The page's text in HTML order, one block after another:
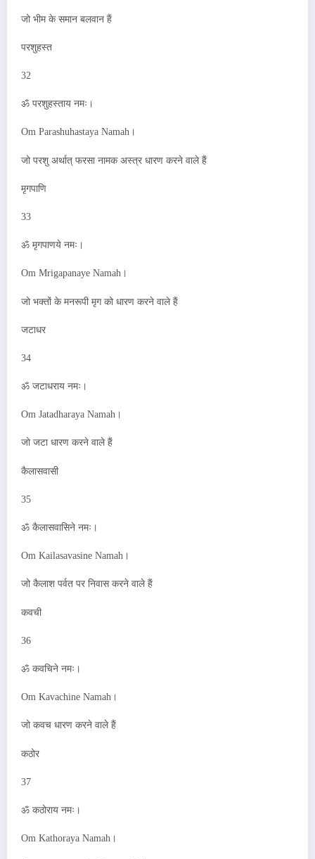
जो भीम के समान बलवान हैं
परशुहस्त
32
ॐ परशुहस्ताय नमः।
Om Parashuhastaya Namah।
जो परशु अर्थात् फरसा नामक अस्त्र धारण करने वाले हैं
मृगपाणि
33
ॐ मृगपाणये नमः।
Om Mrigapanaye Namah।
जो भक्तों के मनरूपी मृग को धारण करने वाले हैं
जटाधर
34
ॐ जटाधराय नमः।
Om Jatadharaya Namah।
जो जटा धारण करने वाले हैं
कैलासवासी
35
ॐ कैलासवासिने नमः।
Om Kailasavasine Namah।
जो कैलाश पर्वत पर निवास करने वाले हैं
कवची
36
ॐ कवचिने नमः।
Om Kavachine Namah।
जो कवच धारण करने वाले हैं
कठोर
37
ॐ कठोराय नमः।
Om Kathoraya Namah।